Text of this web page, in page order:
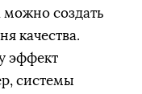
можно создать
качества.
эффект
системы